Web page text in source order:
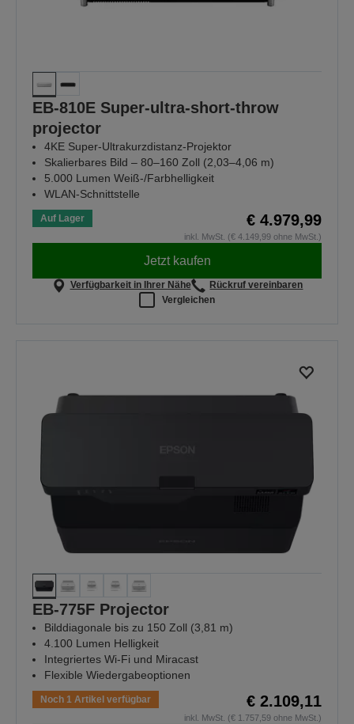
EB-810E Super-ultra-short-throw
projector
4KE Super-Ultrakurzdistanz-Projektor
Skalierbares Bild – 80–160 Zoll (2,03–4,06 m)
5.000 Lumen Weiß-/Farbhelligkeit
WLAN-Schnittstelle
Auf Lager € 4.979,99
inkl. MwSt. (€ 4.149,99 ohne MwSt.)
Jetzt kaufen
Verfügbarkeit in Ihrer Nähe
Rückruf vereinbaren
Vergleichen
EB-775F Projector
Bilddiagonale bis zu 150 Zoll (3,81 m)
4.100 Lumen Helligkeit
Integriertes Wi-Fi und Miracast
Flexible Wiedergabeoptionen
Noch 1 Artikel verfügbar € 2.109,11
inkl. MwSt. (€ 1.757,59 ohne MwSt.)